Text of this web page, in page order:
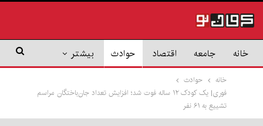
خانه جامعه اقتصاد حوادث بیشتر
خانه
حوادث
فوری| یک کودک ۱۲ ساله فوت شد؛ افزایش تعداد جان‌باختگان مراسم
تشییع به ۶۱ نفر